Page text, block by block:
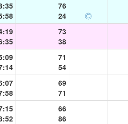
76
24
◎
73
38
71
54
69
71
66
86